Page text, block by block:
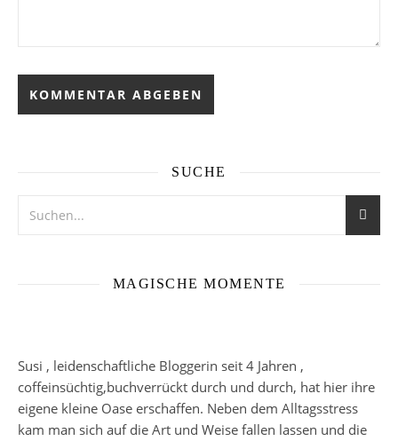
SUCHE
MAGISCHE MOMENTE
Susi , leidenschaftliche Bloggerin seit 4 Jahren ,
coffeinsüchtig,buchverrückt durch und durch, hat hier ihre
eigene kleine Oase erschaffen. Neben dem Alltagsstress
kam man sich auf die Art und Weise fallen lassen und die